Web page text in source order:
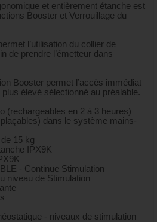
et entièrement étanche est
Booster et Verrouillage du
l’utilisation du collier de
de prendre l’émetteur dans
Booster permet l’accès immédiat
élevé sélectionné au préalable.
(rechargeables en 2 à 3 heures)
dans le système mains-
15 kg
IPX9K
- Continue Stimulation
niveau de Stimulation
- niveaux de stimulation